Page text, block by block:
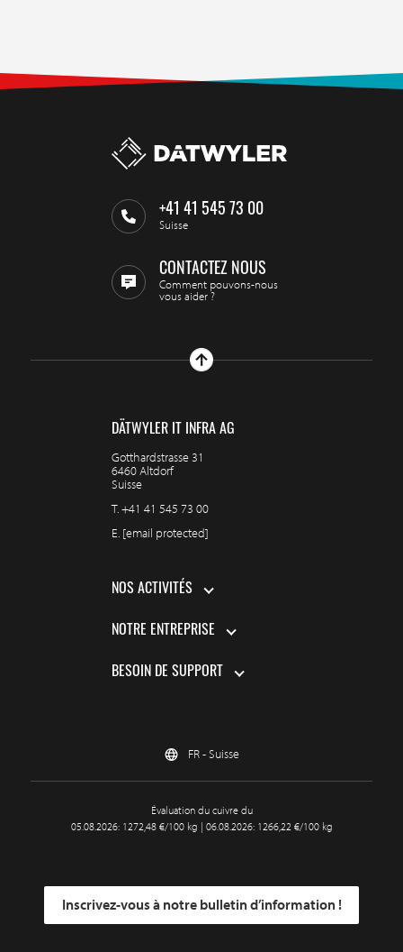
+41 41 545 73 00
Suisse
CONTACTEZ NOUS
Comment pouvons-nous
vous aider ?
DÄTWYLER IT INFRA AG
Gotthardstrasse 31
6460 Altdorf
Suisse
T.+41 41 545 73 00
E. [email protected]
NOS ACTIVITÉS
NOTRE ENTREPRISE
BESOIN DE SUPPORT
FR - Suisse
Évaluation du cuivre du
05.08.2026: 1272,48 €/100 kg | 06.08.2026: 1266,22 €/100 kg
Inscrivez-vous à notre bulletin d’information !